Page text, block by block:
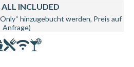
ALL INCLUDED
hinzugebucht werden, Preis auf
Anfrage)